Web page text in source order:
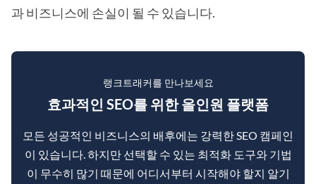
과 비즈니스에 손실이 될 수 있습니다.
랭크트래커를 만나보세요
효과적인 SEO를 위한 올인원 플랫폼
모든 성공적인 비즈니스의 배후에는 강력한 SEO 캠페인
이 있습니다. 하지만 선택할 수 있는 최적화 도구와 기법
이 무수히 많기 때문에 어디서부터 시작해야 할지 알기